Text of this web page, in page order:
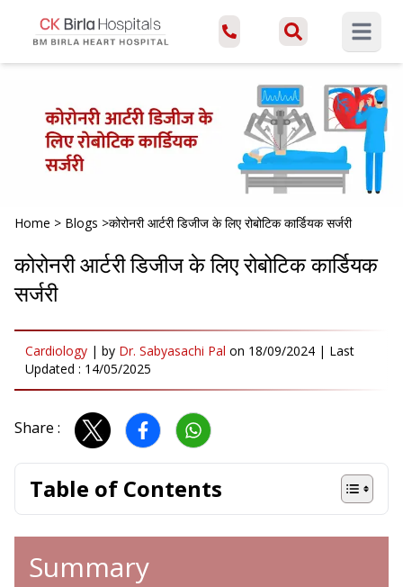
Open
Home > Blogs >कोरोनरी आर्टरी डिजीज के लिए रोबोटिक कार्डियक सर्जरी
कोरोनरी आर्टरी डिजीज के लिए रोबोटिक कार्डियक
सर्जरी
Cardiology | by Dr. Sabyasachi Pal on 18/09/2024 | Last
Updated : 14/05/2025
Share :
Table of Contents
Summary